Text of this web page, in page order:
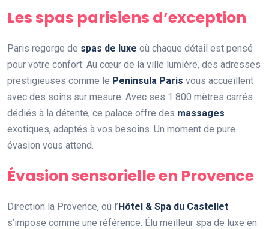
Les spas parisiens d’exception
Paris regorge de spas de luxe où chaque détail est pensé
pour votre confort. Au cœur de la ville lumière, des adresses
prestigieuses comme le Peninsula Paris vous accueillent
avec des soins sur mesure. Avec ses 1 800 mètres carrés
dédiés à la détente, ce palace offre des massages
exotiques, adaptés à vos besoins. Un moment de pure
évasion vous attend.
Évasion sensorielle en Provence
Direction la Provence, où l’Hôtel & Spa du Castellet
s’impose comme une référence. Élu meilleur spa de luxe en